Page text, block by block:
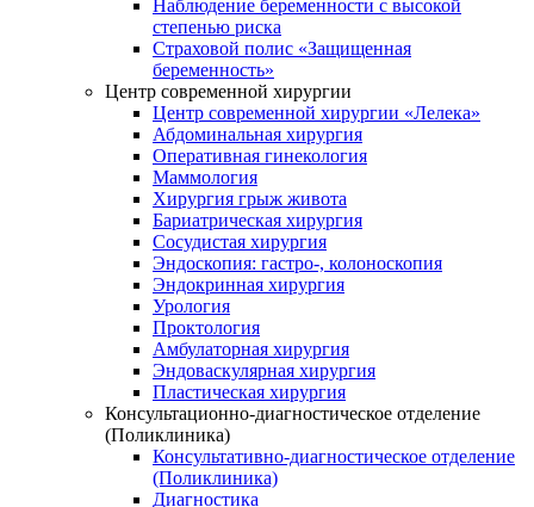
Наблюдение беременности с высокой
степенью риска
Страховой полис «Защищенная
беременность»
Центр современной хирургии
Центр современной хирургии «Лелека»
Абдоминальная хирургия
Оперативная гинекология
Маммология
Хирургия грыж живота
Бариатрическая хирургия
Сосудистая хирургия
Эндоскопия: гастро-, колоноскопия
Эндокринная хирургия
Урология
Проктология
Амбулаторная хирургия
Эндоваскулярная хирургия
Пластическая хирургия
Консультационно-диагностическое отделение
(Поликлиника)
Консультативно-диагностическое отделение
(Поликлиника)
Диагностика